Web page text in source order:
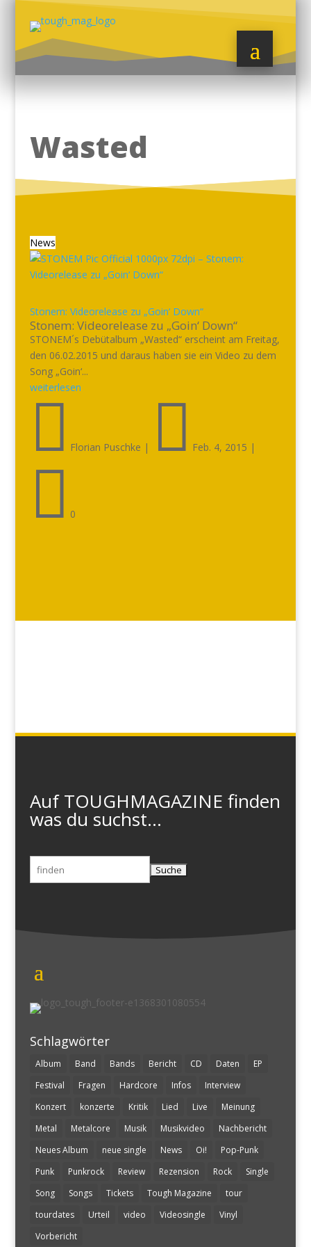
Wasted
News
Stonem: Videorelease zu „Goin‘ Down“
Stonem: Videorelease zu „Goin‘ Down“
STONEM´s Debütalbum „Wasted“ erscheint am Freitag,
den 06.02.2015 und daraus haben sie ein Video zu dem
Song „Goin‘...
weiterlesen
 Florian Puschke |  Feb. 4, 2015 |
 0
Auf TOUGHMAGAZINE finden
was du suchst...
Suchen
nach:
Schlagwörter
Album Band Bands Bericht CD Daten
EP
Festival
Fragen Hardcore Infos
Interview
Konzert
konzerte Kritik Lied Live
Meinung
Metal
Metalcore Musik Musikvideo
Nachbericht
Neues Album
neue single News Oi!
Pop-Punk
Punk
Punkrock Review Rezension Rock
Single
Song
Songs Tickets Tough Magazine
tour
tourdates
Urteil video Videosingle
Vinyl
Vorbericht